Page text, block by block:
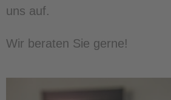
uns auf.
Wir beraten Sie gerne!